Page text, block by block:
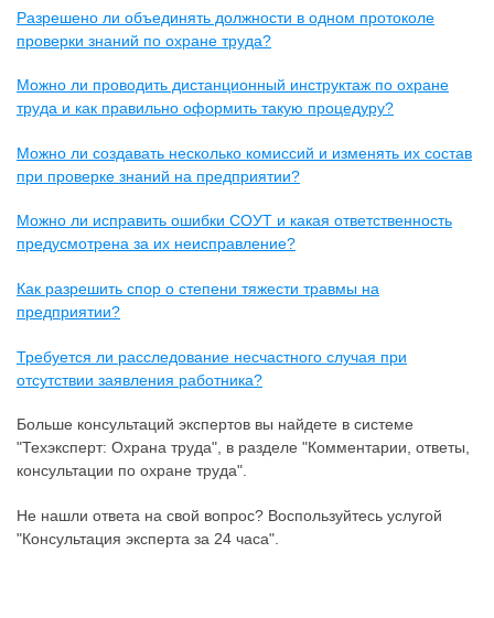
Разрешено ли объединять должности в одном протоколе
проверки знаний по охране труда?
Можно ли проводить дистанционный инструктаж по охране
труда и как правильно оформить такую процедуру?
Можно ли создавать несколько комиссий и изменять их состав
при проверке знаний на предприятии?
Можно ли исправить ошибки СОУТ и какая ответственность
предусмотрена за их неисправление?
Как разрешить спор о степени тяжести травмы на
предприятии?
Требуется ли расследование несчастного случая при
отсутствии заявления работника?
Больше консультаций экспертов вы найдете в системе
"Техэксперт: Охрана труда", в разделе "Комментарии, ответы,
консультации по охране труда".
Не нашли ответа на свой вопрос? Воспользуйтесь услугой
"Консультация эксперта за 24 часа".